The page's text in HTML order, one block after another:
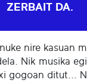
ZERBAIT DA.
nire kasuan
Nik musika
gogoan ditut...